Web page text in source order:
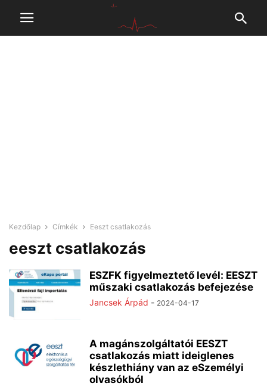
Kezdőlap Címkék Eeszt csatlakozás
eeszt csatlakozás
ESZFK figyelmeztető levél: EESZT
műszaki csatlakozás befejezése
Jancsek Árpád - 2024-04-17
A magánszolgáltatói EESZT
csatlakozás miatt ideiglenes
készlethiány van az eSzemélyi
olvasókból